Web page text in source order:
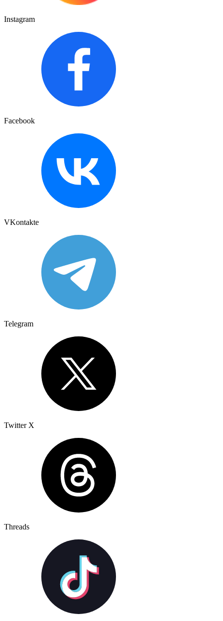
Instagram
Facebook
VKontakte
Telegram
Twitter X
Threads